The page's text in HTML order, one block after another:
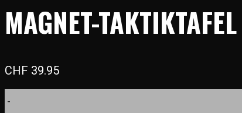
MAGNET-
CHF 39.95
-